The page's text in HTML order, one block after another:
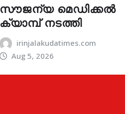
സൗജന്യ മെഡിക്കൽ
ക്യാമ്പ് നടത്തി
irinjalakudatimes.com
Aug 5, 2026